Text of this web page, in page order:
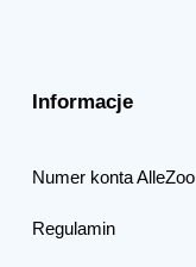
Informacje
Numer konta AlleZoo
Regulamin